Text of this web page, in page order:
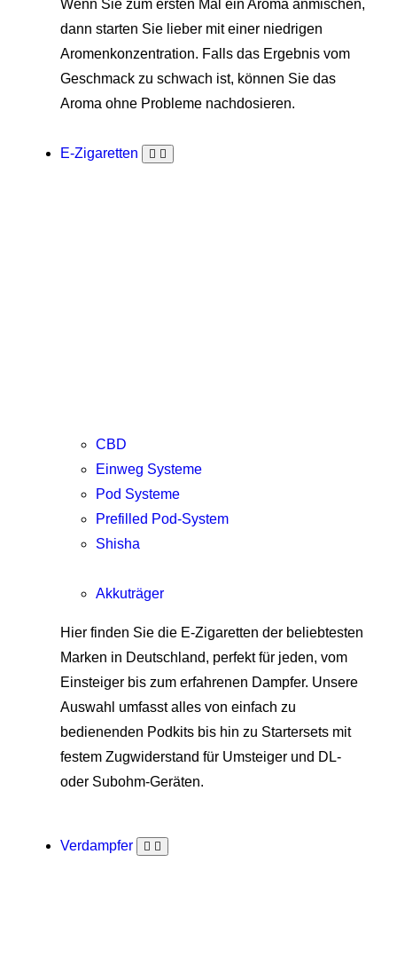
Wenn Sie zum ersten Mal ein Aroma anmischen,
dann starten Sie lieber mit einer niedrigen
Aromenkonzentration. Falls das Ergebnis vom
Geschmack zu schwach ist, können Sie das
Aroma ohne Probleme nachdosieren.
E-Zigaretten
CBD
Einweg Systeme
Pod Systeme
Prefilled Pod-System
Shisha
Akkuträger
Hier finden Sie die E-Zigaretten der beliebtesten
Marken in Deutschland, perfekt für jeden, vom
Einsteiger bis zum erfahrenen Dampfer. Unsere
Auswahl umfasst alles von einfach zu
bedienenden Podkits bis hin zu Startersets mit
festem Zugwiderstand für Umsteiger und DL-
oder Subohm-Geräten.
Verdampfer